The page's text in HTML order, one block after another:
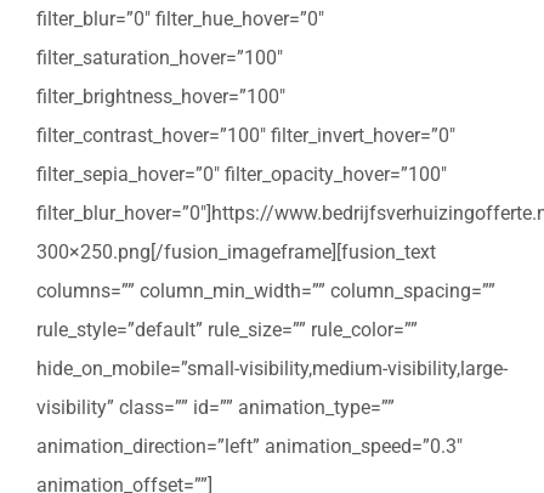
filter_blur=”0″ filter_hue_hover=”0″
filter_saturation_hover=”100″
filter_brightness_hover=”100″
filter_contrast_hover=”100″ filter_invert_hover=”0″
filter_sepia_hover=”0″ filter_opacity_hover=”100″
filter_blur_hover=”0″]https://
300×250.png[/fusion_imageframe][fusion_text
columns=”” column_min_width=”” column_spacing=””
rule_style=”default” rule_size=”” rule_color=””
hide_on_mobile=”small-visibility,medium-visibility,large-
visibility” class=”” id=”” animation_type=””
animation_direction=”left” animation_speed=”0.3″
animation_offset=””]